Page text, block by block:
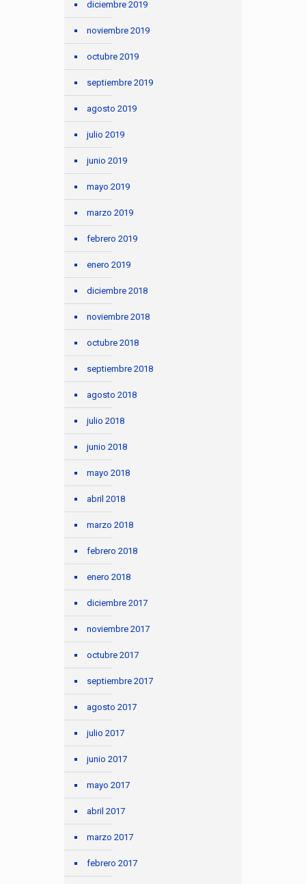
diciembre 2019
noviembre 2019
octubre 2019
septiembre 2019
agosto 2019
julio 2019
junio 2019
mayo 2019
marzo 2019
febrero 2019
enero 2019
diciembre 2018
noviembre 2018
octubre 2018
septiembre 2018
agosto 2018
julio 2018
junio 2018
mayo 2018
abril 2018
marzo 2018
febrero 2018
enero 2018
diciembre 2017
noviembre 2017
octubre 2017
septiembre 2017
agosto 2017
julio 2017
junio 2017
mayo 2017
abril 2017
marzo 2017
febrero 2017